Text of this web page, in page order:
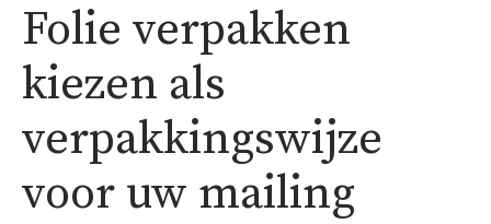
Folie verpakken
kiezen als
verpakkingswijze
voor uw mailing